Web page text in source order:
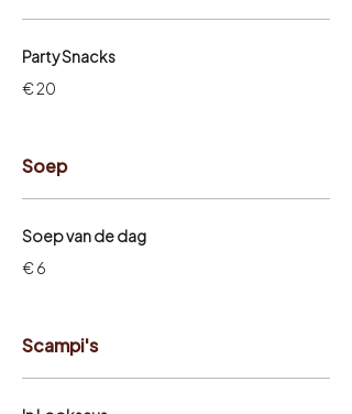
Party Snacks
€ 20
Soep
Soep van de dag
€ 6
Scampi's